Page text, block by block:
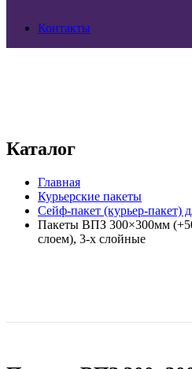
Контакты
Каталог
Главная
Курьерские пакеты
Сейф-пакет (курьер-пакет)
Пакеты ВПЗ 300×300мм
слоем), 3-х слойные